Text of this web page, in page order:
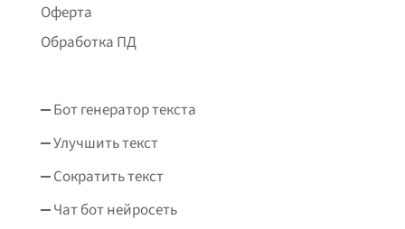
Оферта
Обработка ПД
Бот генератор текста
Улучшить текст
Сократить текст
Чат бот нейросеть